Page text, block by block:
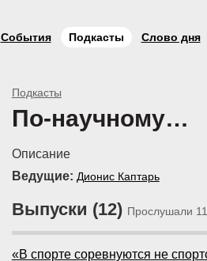
События Подкасты Слово дня
Подкасты
По-научному…
Описание
Ведущие: Дионис Каптарь
Выпуски (12) Прослушали
«В спорте соревнуются не